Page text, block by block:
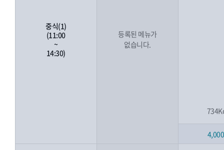
중식(1)
(11:00
~
14:30)
등록된 메뉴가
없습니다.